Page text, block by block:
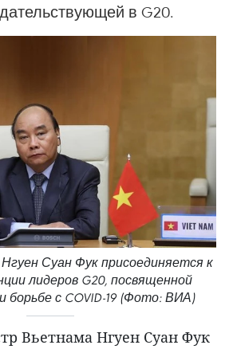
в G20.
Суан Фук присоединяется к
лидеров G20, посвященной
борьбе с COVID-19 (Фото: ВИА)
Вьетнама Нгуен Суан Фук